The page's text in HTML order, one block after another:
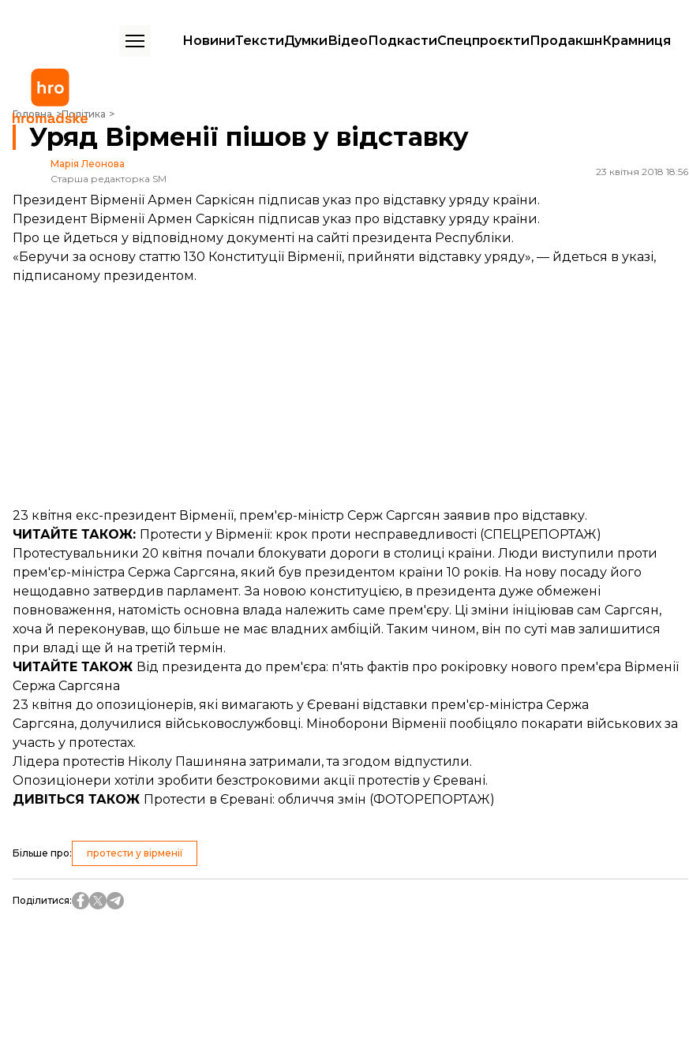
НовиниТекстиДумкиВідеоПодкастиСпецпроєктиПродакшнКрамниця
Головна Політика
Уряд Вірменії пішов у відставку
Уряд Вірменії пішов у відставку
Марія Леонова
Старша редакторка SM
23 квітня 2018 18:56
Президент Вірменії Армен Саркісян підписав указ про відставку уряду країни.
Президент Вірменії Армен Саркісян підписав указ про відставку уряду країни.
Про це йдеться у відповідному документі на сайті президента Республіки.
«Беручи за основу статтю 130 Конституції Вірменії, прийняти відставку уряду», — йдеться в указі,
підписаному президентом.
23 квітня екс-президент Вірменії, прем'єр-міністр Серж Саргсян заявив про відставку.
ЧИТАЙТЕ ТАКОЖ: Протести у Вірменії: крок проти несправедливості (СПЕЦРЕПОРТАЖ)
Протестувальники 20 квітня почали блокувати дороги в столиці країни. Люди виступили проти
прем'єр-міністра Сержа Саргсяна, який був президентом країни 10 років. На нову посаду його
нещодавно затвердив парламент. За новою конституцією, в президента дуже обмежені
повноваження, натомість основна влада належить саме прем'єру. Ці зміни ініціював сам Саргсян,
хоча й переконував, що більше не має владних амбіцій. Таким чином, він по суті мав залишитися
при владі ще й на третій термін.
ЧИТАЙТЕ ТАКОЖ Від президента до прем'єра: п'ять фактів про рокіровку нового прем'єра Вірменії
Сержа Саргсяна
23 квітня до опозиціонерів, які вимагають у Єревані відставки прем'єр-міністра Сержа
Саргсяна, долучилися військовослужбовці. Міноборони Вірменії пообіцяло покарати військових за
участь у протестах.
Лідера протестів Ніколу Пашиняна затримали, та згодом відпустили.
Опозиціонери хотіли зробити безстроковими акції протестів у Єревані.
ДИВІТЬСЯ ТАКОЖ Протести в Єревані: обличчя змін (ФОТОРЕПОРТАЖ)
Більше про: протести у вірменії
Поділитися: